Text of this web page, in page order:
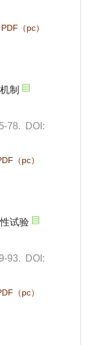
78. DOI:
93. DOI: